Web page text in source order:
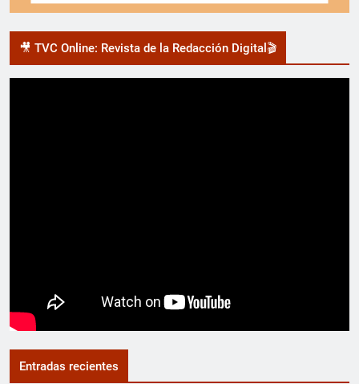
🎥 TVC Online: Revista de la Redacción Digital🎬
Entradas recientes